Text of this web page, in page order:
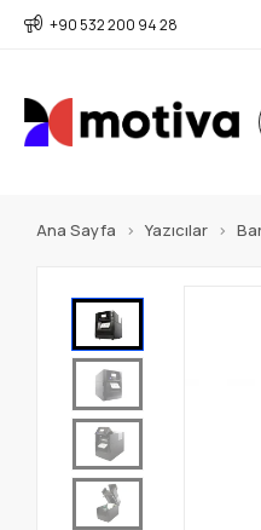
+90 532 200 94 28
Ana Sayfa Yazıcılar